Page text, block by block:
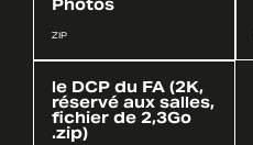
Photos
ZIP
le DCP du FA (2K,
réservé aux salles,
fichier de 2,3Go
.zip)